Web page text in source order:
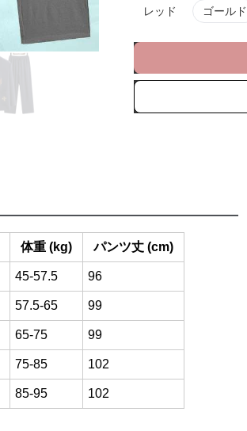
レッド ゴールド
体重 (kg) パンツ丈 (cm)
45-57.5 96
57.5-65 99
65-75 99
75-85 102
85-95 102